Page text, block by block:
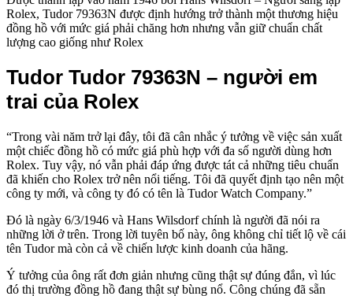
Rolex, Tudor 79363N được định hướng trở thành một thương hiệu
đồng hồ với mức giá phải chăng hơn nhưng vẫn giữ chuẩn chất
lượng cao giống như Rolex
Tudor Tudor 79363N – người em
trai của Rolex
“Trong vài năm trở lại đây, tôi đã cân nhắc ý tưởng về việc sản xuất
một chiếc đồng hồ có mức giá phù hợp với đa số người dùng hơn
Rolex. Tuy vậy, nó vẫn phải đáp ứng được tát cả những tiêu chuẩn
đã khiến cho Rolex trở nên nổi tiếng. Tôi đã quyết định tạo nên một
công ty mới, và công ty đó có tên là Tudor Watch Company.”
Đó là ngày 6/3/1946 và Hans Wilsdorf chính là người đã nói ra
những lời ở trên. Trong lời tuyên bố này, ông không chỉ tiết lộ về cái
tên Tudor mà còn cả về chiến lược kinh doanh của hãng.
Ý tưởng của ông rất đơn giản nhưng cũng thật sự đúng đắn, vì lúc
đó thị trường đồng hồ đang thật sự bùng nổ. Công chúng đã sẵn